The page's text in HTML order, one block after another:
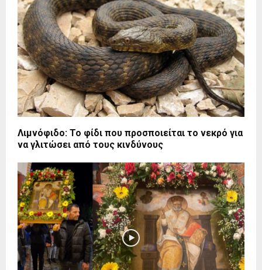
Λιμνόφιδο: Το φίδι που προσποιείται το νεκρό για
να γλιτώσει από τους κινδύνους